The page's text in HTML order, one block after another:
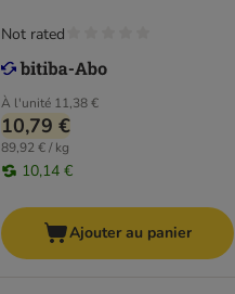
À l'unité 11,38 €
10,79 €
89,92 € / kg
10,14 €
Not rated
Ajouter au panier